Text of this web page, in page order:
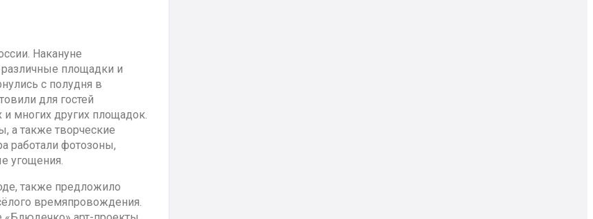
Накануне
площадки и
с полудня в
для гостей
многих других площадок.
а также творческие
работали фотозоны,
угощения.
также предложило
времяпровождения.